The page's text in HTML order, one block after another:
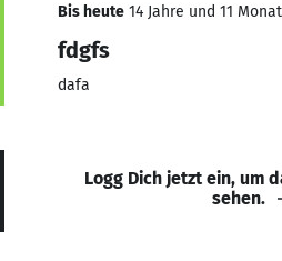
Bis heute 14 Jahre und 11
fdgfs
dafa
Logg Dich jetzt ein, um
sehen.